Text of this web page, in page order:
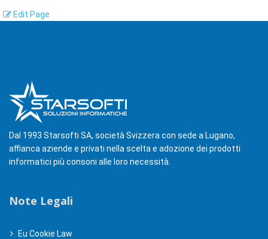
Edit Page
Dal 1993 Starsofti SA, società Svizzera con sede a Lugano,
affianca aziende e privati nella scelta e adozione dei prodotti
informatici più consoni alle loro necessità.
Note Legali
Eu Cookie Law